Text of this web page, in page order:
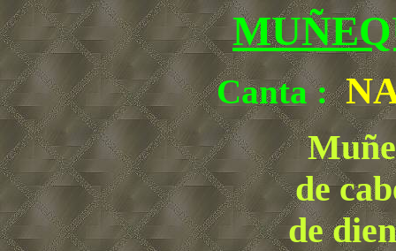
Canta :
de
de